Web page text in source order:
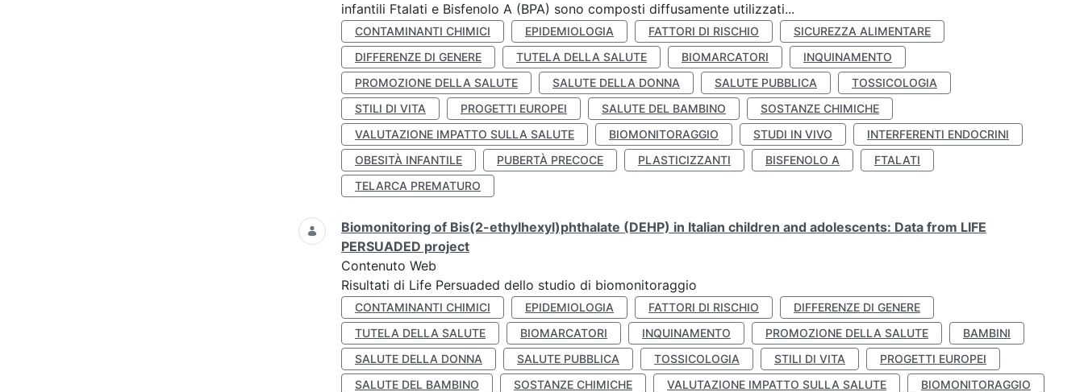
infantili Ftalati e Bisfenolo A (BPA) sono composti diffusamente utilizzati...
CONTAMINANTI CHIMICI EPIDEMIOLOGIA FATTORI DI RISCHIO
SICUREZZA ALIMENTARE
DIFFERENZE DI GENERE
TUTELA DELLA SALUTE BIOMARCATORI
INQUINAMENTO
PROMOZIONE DELLA SALUTE
SALUTE DELLA DONNA SALUTE PUBBLICA
TOSSICOLOGIA
STILI DI VITA
PROGETTI EUROPEI SALUTE DEL BAMBINO
SOSTANZE CHIMICHE
VALUTAZIONE IMPATTO SULLA SALUTE
BIOMONITORAGGIO STUDI IN VIVO
INTERFERENTI ENDOCRINI
OBESITÀ INFANTILE
PUBERTÀ PRECOCE PLASTICIZZANTI BISFENOLO A
FTALATI
TELARCA PREMATURO
Biomonitoring of Bis(2-ethylhexyl)phthalate (DEHP) in Italian children and adolescents: Data from LIFE
PERSUADED project
Contenuto Web
Risultati di Life Persuaded dello studio di biomonitoraggio
CONTAMINANTI CHIMICI EPIDEMIOLOGIA FATTORI DI RISCHIO
DIFFERENZE DI GENERE
TUTELA DELLA SALUTE
BIOMARCATORI INQUINAMENTO PROMOZIONE DELLA SALUTE
BAMBINI
SALUTE DELLA DONNA
SALUTE PUBBLICA TOSSICOLOGIA STILI DI VITA
PROGETTI EUROPEI
SALUTE DEL BAMBINO
SOSTANZE CHIMICHE VALUTAZIONE IMPATTO SULLA SALUTE
BIOMONITORAGGIO